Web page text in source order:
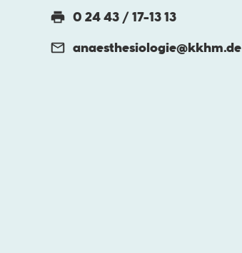
0 24 43 / 17-13 13
anaesthesiologie@kkhm.de